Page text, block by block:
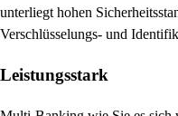
unterliegt hohen
Verschlüsselungs- und
Leistungsstark